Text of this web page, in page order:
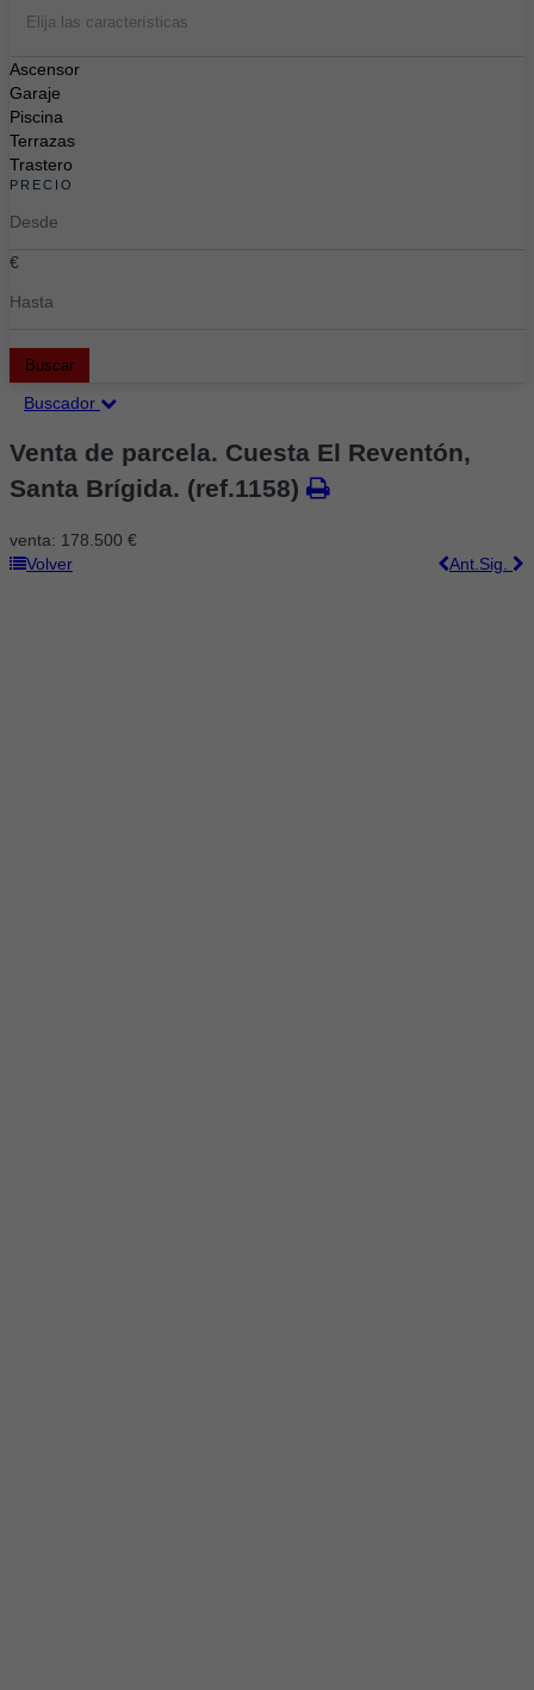
Elija las características
Ascensor
Garaje
Piscina
Terrazas
Trastero
PRECIO
€
Buscar
Buscador
Venta de parcela. Cuesta El Reventón,
Santa Brígida. (ref.1158)
venta: 178.500 €
Volver
Sig.
Ant.